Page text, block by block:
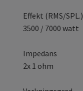
Effekt (RMS/SPL.)
3500 / 7000 watt
Impedans
2x 1 ohm